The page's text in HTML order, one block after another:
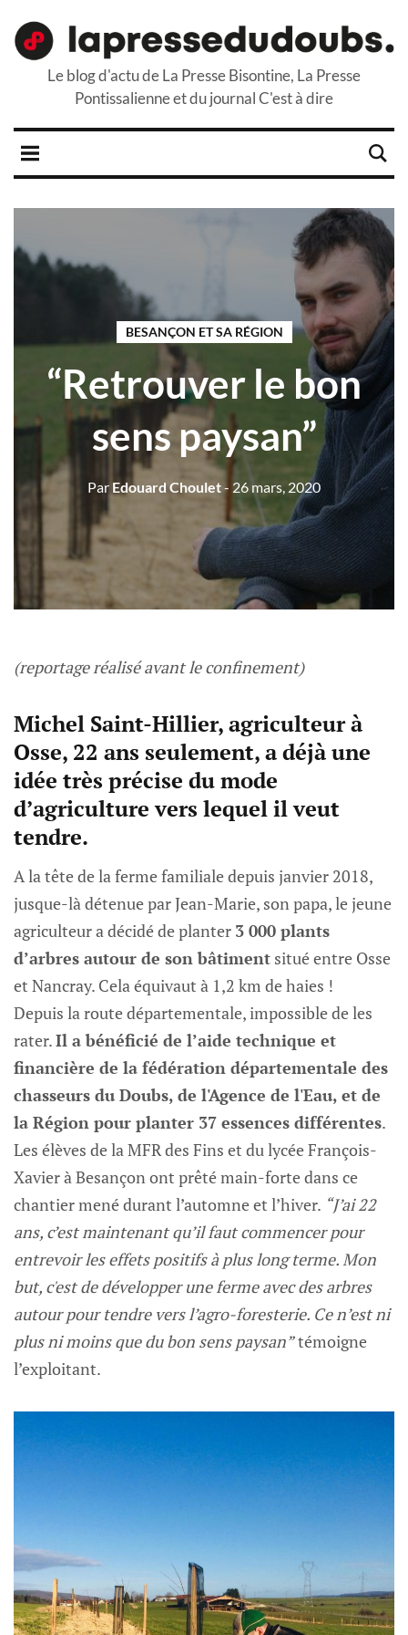
Le blog d'actu de La Presse Bisontine, La Presse
Pontissalienne et du journal C'est à dire
BESANÇON ET SA RÉGION
“Retrouver le bon
sens paysan”
Par Edouard Choulet- 26 mars, 2020
(reportage réalisé avant le confinement)
Michel Saint-Hillier, agriculteur à
Osse, 22 ans seulement, a déjà une
idée très précise du mode
d’agriculture vers lequel il veut
tendre.
A la tête de la ferme familiale depuis janvier 2018,
jusque-là détenue par Jean-Marie, son papa, le jeune
agriculteur a décidé de planter 3 000 plants
d’arbres autour de son bâtiment situé entre Osse
et Nancray. Cela équivaut à 1,2 km de haies !
Depuis la route départementale, impossible de les
rater.Il a bénéficié de l’aide technique et
financière de la fédération départementale des
chasseurs du Doubs, de l'Agence de l'Eau, et de
la Région pour planter 37 essences différentes.
Les élèves de la MFR des Fins et du lycée François-
Xavier à Besançon ont prêté main-forte dans ce
chantier mené durant l’automne et l’hiver. “J’ai 22
ans, c’est maintenant qu’il faut commencer pour
entrevoir les effets positifs à plus long terme. Mon
but, c'est de développer une ferme avec des arbres
autour pour tendre vers l’agro-foresterie. Ce n’est ni
plus ni moins que du bon sens paysan”témoigne
l’exploitant.